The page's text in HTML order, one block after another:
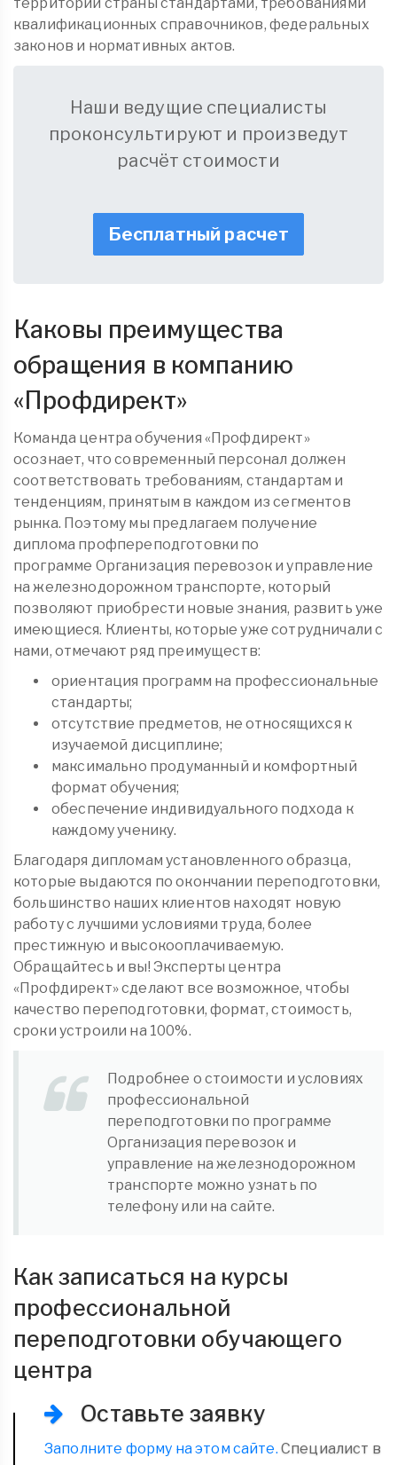
квалификационных справочников, федеральных
законов и нормативных актов.
Наши ведущие специалисты
проконсультируют и произведут
расчёт стоимости
Бесплатный расчет
Каковы преимущества
обращения в компанию
«Профдирект»
Команда центра обучения «Профдирект»
осознает, что современный персонал должен
соответствовать требованиям, стандартам и
тенденциям, принятым в каждом из сегментов
рынка. Поэтому мы предлагаем получение
диплома профпереподготовки по
программе Организация перевозок и управление
на железнодорожном транспорте, который
позволяют приобрести новые знания, развить уже
имеющиеся. Клиенты, которые уже сотрудничали с
нами, отмечают ряд преимуществ:
ориентация программ на профессиональные
стандарты;
отсутствие предметов, не относящихся к
изучаемой дисциплине;
максимально продуманный и комфортный
формат обучения;
обеспечение индивидуального подхода к
каждому ученику.
Благодаря дипломам установленного образца,
которые выдаются по окончании переподготовки,
большинство наших клиентов находят новую
работу с лучшими условиями труда, более
престижную и высокооплачиваемую.
Обращайтесь и вы! Эксперты центра
«Профдирект» сделают все возможное, чтобы
качество переподготовки, формат, стоимость,
сроки устроили на 100%.
Подробнее о стоимости и условиях
профессиональной
переподготовки по программе
Организация перевозок и
управление на железнодорожном
транспорте можно узнать по
телефону или на сайте.
Как записаться на курсы
профессиональной
переподготовки обучающего
центра
Оставьте заявку
Заполните форму на этом сайте. Специалист в